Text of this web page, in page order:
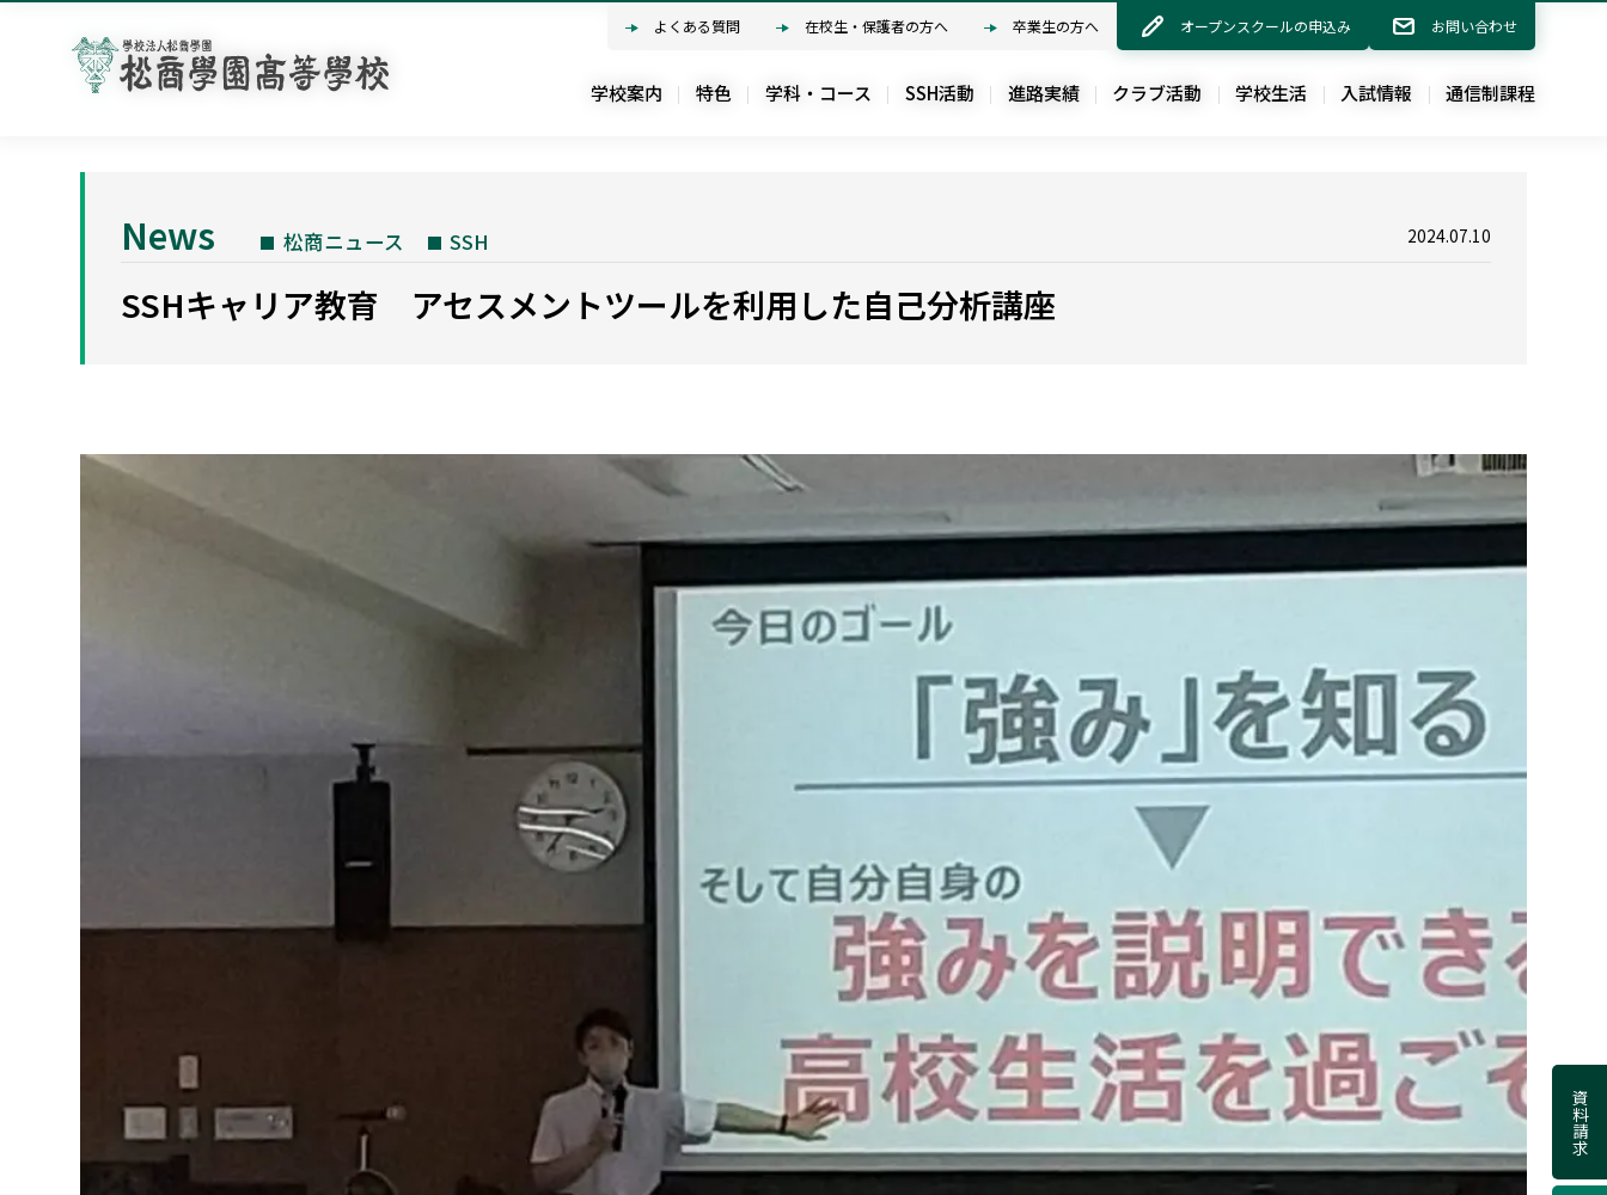
オープンスクールの申込み お問い合わせ
よくある質問 在校生・保護者の方へ 卒業生の方へ
学校案内 特色 学科・コース SSH活動 進路実績 クラブ活動 学校生活 入試情報 通信制課程
オープンスクールの申込み お問い合わせ
よくある質問 在校生・保護者の方へ 卒業生の方へ
学校案内 特色 学科・コース SSH活動 進路実績 クラブ活動 学校生活 入試情報 通信制課程
資料請求
News 松商ニュース SSH 2024.07.10
SSHキャリア教育 アセスメントツールを利用した自己分析講座